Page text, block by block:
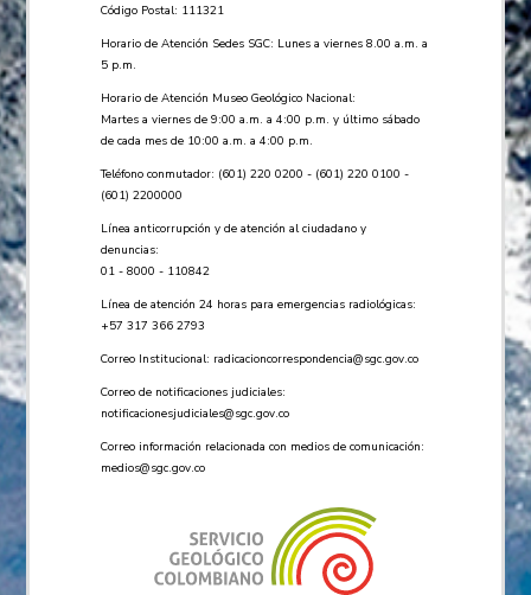
Código Postal: 111321
Horario de Atención Sedes SGC: Lunes a viernes 8.00 a.m. a
5 p.m.
Horario de Atención Museo Geológico Nacional:
Martes a viernes de 9:00 a.m. a 4:00 p.m. y último sábado
de cada mes de 10:00 a.m. a 4:00 p.m.
Teléfono conmutador: (601) 220 0200 - (601) 220 0100 -
(601) 2200000
Línea anticorrupción y de atención al ciudadano y
denuncias:
01 - 8000 - 110842
Línea de atención 24 horas para emergencias radiológicas:
+57 ​317 366 2793
Correo Institucional: radicacioncorrespondencia@sgc.gov.co
Correo de notificaciones judiciales:
notificacionesjudiciales@sgc.gov.co
Correo información relacionada con medios de comunicación:
medios@sgc.gov.co